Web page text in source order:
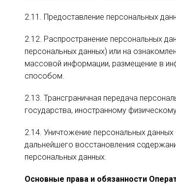
2.11. Предоставление персональных
2.12. Распространение персональных
персональных данных) или на
массовой информации, размещение в
способом.
2.13. Трансграничная передача
государства, иностранному
2.14. Уничтожение персональных
дальнейшего восстановления
персональных данных.
Основные права и обязанности